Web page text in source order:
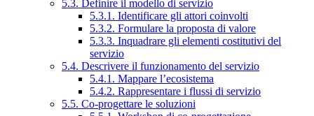
5.3. Definire il modello di servizio
5.3.1. Identificare gli attori coinvolti
5.3.2. Formulare la proposta di valore
5.3.3. Inquadrare gli elementi costitutivi del
servizio
5.4. Descrivere il funzionamento del servizio
5.4.1. Mappare l’ecosistema
5.4.2. Rappresentare i flussi di servizio
5.5. Co-progettare le soluzioni